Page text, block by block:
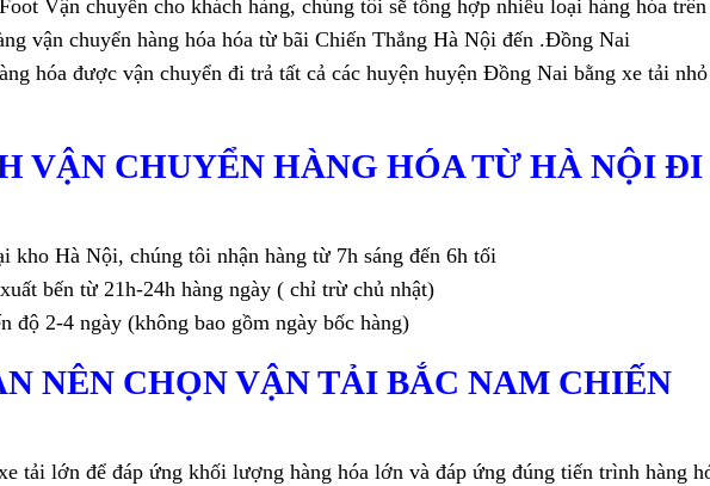
Vận chuyển cho khách hàng, chúng tôi sẽ tổng hợp nhiều loại hàng hóa trên
vận chuyển hàng hóa hóa từ bãi Chiến Thắng Hà Nội đến .Đồng Nai
hóa được vận chuyển đi trả tất cả các huyện huyện Đồng Nai bằng xe tải nhỏ
VẬN CHUYỂN HÀNG HÓA TỪ HÀ NỘI ĐI
kho Hà Nội, chúng tôi nhận hàng từ 7h sáng đến 6h tối
bến từ 21h-24h hàng ngày ( chỉ trừ chủ nhật)
độ 2-4 ngày (không bao gồm ngày bốc hàng)
NÊN CHỌN VẬN TẢI BẮC NAM CHIẾN
tải lớn để đáp ứng khối lượng hàng hóa lớn và đáp ứng đúng tiến trình hàng